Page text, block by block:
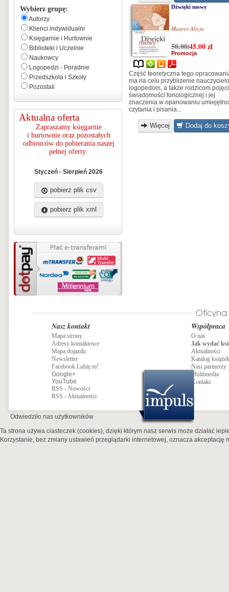
Wybierz grupę:
Autorzy
Klienci indywidualni
Księgarnie i Hurtownie
Biblioteki i Uczelnie
Naukowcy
Logopedzi - Poradnie
Przedszkola i Szkoły
Pozostali
Aktualna oferta
Zapraszamy księgarnie
i hurtownie oraz pozostałych
odbiorców do pobierania naszej
pełnej oferty:
Styczeń - Sierpień 2026
pobierz plik csv
pobierz plik xml
Dźwięki mowy
Maurer Alicja
50.00/45.00zł
Promocja
Część teoretyczna tego
ma na celu przybliżenie
logopedom, a także rodzicom
świadomości fonologicznej i jej
znaczenia w opanowaniu
czytania i pisania...
Więcej Dodaj do
Nasz kontakt
Mapa strony
Adresy kontaktowe
Mapa dojazdu
Newsletter
Facebook Lubię to!
Google+
YouTube
RSS - Nowości
RSS - Aktualności
Współpraca
O nas
Jak wydać
Aktualności
Katalog książek
Nasi partnerzy
Multimedia
Kontakt
Odwiedziło nas użytkowników
Ta strona używa ciasteczek (cookies), dzięki którym nasz serwis może działać
Korzystanie, bez zmiany ustawień przeglądarki internetowej, oznacza akceptację